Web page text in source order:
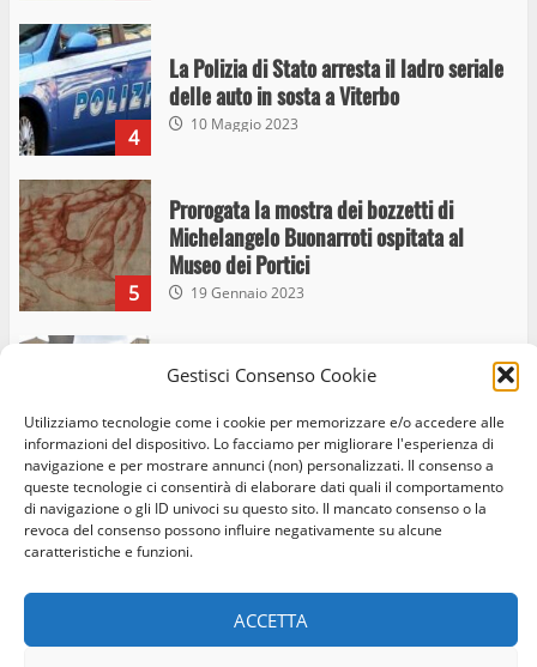
Gestisci Consenso Cookie
Utilizziamo tecnologie come i cookie per memorizzare e/o accedere alle
informazioni del dispositivo. Lo facciamo per migliorare l'esperienza di
navigazione e per mostrare annunci (non) personalizzati. Il consenso a
queste tecnologie ci consentirà di elaborare dati quali il comportamento
di navigazione o gli ID univoci su questo sito. Il mancato consenso o la
revoca del consenso possono influire negativamente su alcune
caratteristiche e funzioni.
ACCETTA
4
La Polizia di Stato arresta il ladro seriale
delle auto in sosta a Viterbo
10 Maggio 2023
5
Prorogata la mostra dei bozzetti di
Michelangelo Buonarroti ospitata al
Museo dei Portici
19 Gennaio 2023
6
Trasporto pubblico locale, trasferimento
capolinea al terminal Riello dal 15 al 17
giugno
15 Giugno 2023
Giochi Sportivi Studenteschi di Atletica a
Viterbo
10 Maggio 2023
Home Privacy Policy
Facebook
Instagram
Twitter